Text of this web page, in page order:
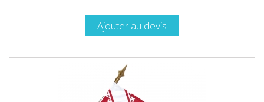
Ajouter au devis